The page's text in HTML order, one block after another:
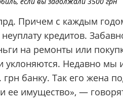
Причем с каждым
кредитов.
на ремонты или
уклоняются. Недавно
банку. Так его жена
имущество», —